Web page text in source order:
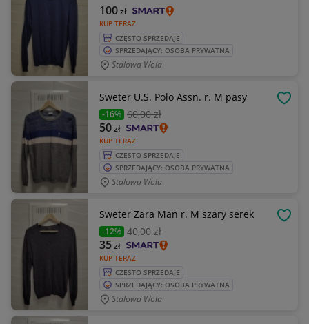
KUP TERAZ
100zł
CZĘSTO SPRZEDAJE
SPRZEDAJĄCY: OSOBA PRYWATNA
Stalowa Wola
Sweter U.S. Polo Assn. r. M pasy
-16% 60,00 zł
KUP TERAZ
50zł
CZĘSTO SPRZEDAJE
SPRZEDAJĄCY: OSOBA PRYWATNA
Stalowa Wola
Sweter Zara Man r. M szary serek
-12% 40,00 zł
KUP TERAZ
35zł
CZĘSTO SPRZEDAJE
SPRZEDAJĄCY: OSOBA PRYWATNA
Stalowa Wola